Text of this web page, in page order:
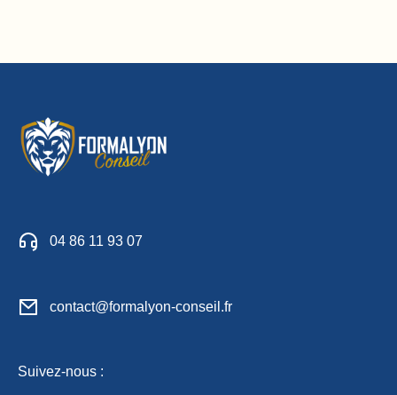
04 86 11 93 07
contact@formalyon-conseil.fr
Suivez-nous :